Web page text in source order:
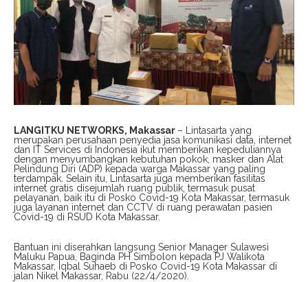
LANGITKU NETWORKS, Makassar – Lintasarta yang
merupakan perusahaan penyedia jasa komunikasi data, internet
dan IT Services di Indonesia ikut memberikan kepeduliannya
dengan menyumbangkan kebutuhan pokok, masker dan Alat
Pelindung Diri (ADP) kepada warga Makassar yang paling
terdampak. Selain itu, Lintasarta juga memberikan fasilitas
internet gratis disejumlah ruang publik, termasuk pusat
pelayanan, baik itu di Posko Covid-19 Kota Makassar, termasuk
juga layanan internet dan CCTV di ruang perawatan pasien
Covid-19 di RSUD Kota Makassar.
Bantuan ini diserahkan langsung Senior Manager Sulawesi
Maluku Papua, Baginda PH Simbolon kepada PJ Walikota
Makassar, Iqbal Suhaeb di Posko Covid-19 Kota Makassar di
jalan Nikel Makassar, Rabu (22/4/2020).